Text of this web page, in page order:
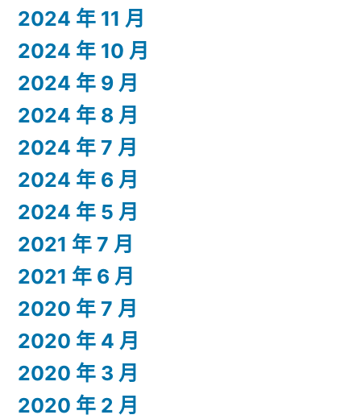
2024 年 11 月
2024 年 10 月
2024 年 9 月
2024 年 8 月
2024 年 7 月
2024 年 6 月
2024 年 5 月
2021 年 7 月
2021 年 6 月
2020 年 7 月
2020 年 4 月
2020 年 3 月
2020 年 2 月